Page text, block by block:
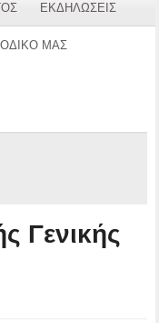
ΕΚΔΗΛΩΣΕΙΣ
ΜΑΣ
Γενικής